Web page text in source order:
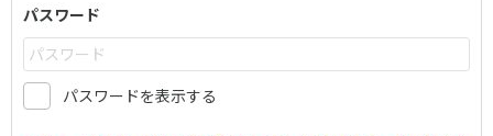
パスワード
パスワードを表示する